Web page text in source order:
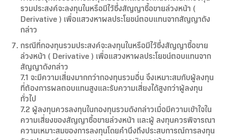
รวมประสงค์จะลงทุนในหรือมีไว้ซึ่งสัญญาซื้อขายล่วงหน้า (
Derivative ) เพื่อแสวงหาผลประโยชน์ตอบแทนจากสัญญาดัง
กล่าว
กรณีที่กองทุนรวมประสงค์จะลงทุนในหรือมีไว้ซึ่งสัญญาซื้อขาย
ล่วงหน้า ( Derivative ) เพื่อแสวงหาผลประโยชน์ตอบแทนจาก
สัญญาดังกล่าว
7.1 จะมีความเสี่ยงมากกว่ากองทุนรวมอื่น จึงเหมาะสมกับผู้ลงทุน
ที่ต้องการผลตอบแทนสูงและรับความเสี่ยงได้สูงกว่าผู้ลงทุน
ทั่วไป
7.2 ผู้ลงทุนควรลงทุนในกองทุนรวมดังกล่าวเมื่อมีความเข้าใจใน
ความเสี่ยงของสัญญาซื้อขายล่วงหน้า และผู้ ลงทุนควรพิจารณา
ความเหมาะสมของการลงทุนโดยคำนึงถึงประสบการณ์การลงทุน